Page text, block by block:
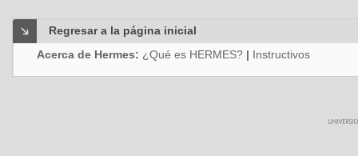
Regresar a la página inicial
Acerca de Hermes: ¿Qué es HERMES? | Instructivos